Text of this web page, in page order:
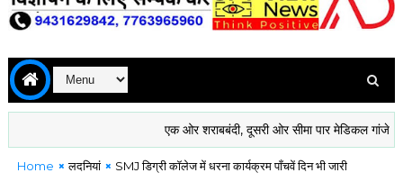
एक ओर शराबबंदी, दूसरी ओर सीमा पार मेडिकल गांजे की
Home लदनियां SMJ डिग्री कॉलेज में धरना कार्यक्रम पाँचवें दिन भी जारी